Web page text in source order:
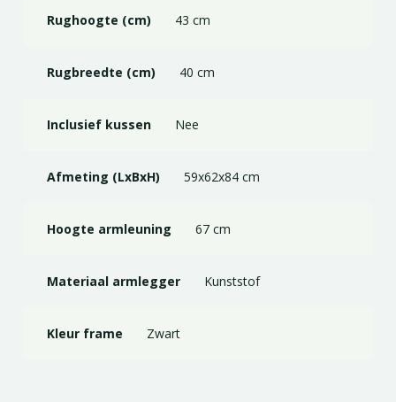
Rughoogte (cm) 43 cm
Rugbreedte (cm) 40 cm
Inclusief kussen Nee
Afmeting (LxBxH) 59x62x84 cm
Hoogte armleuning 67 cm
Materiaal armlegger Kunststof
Kleur frame Zwart